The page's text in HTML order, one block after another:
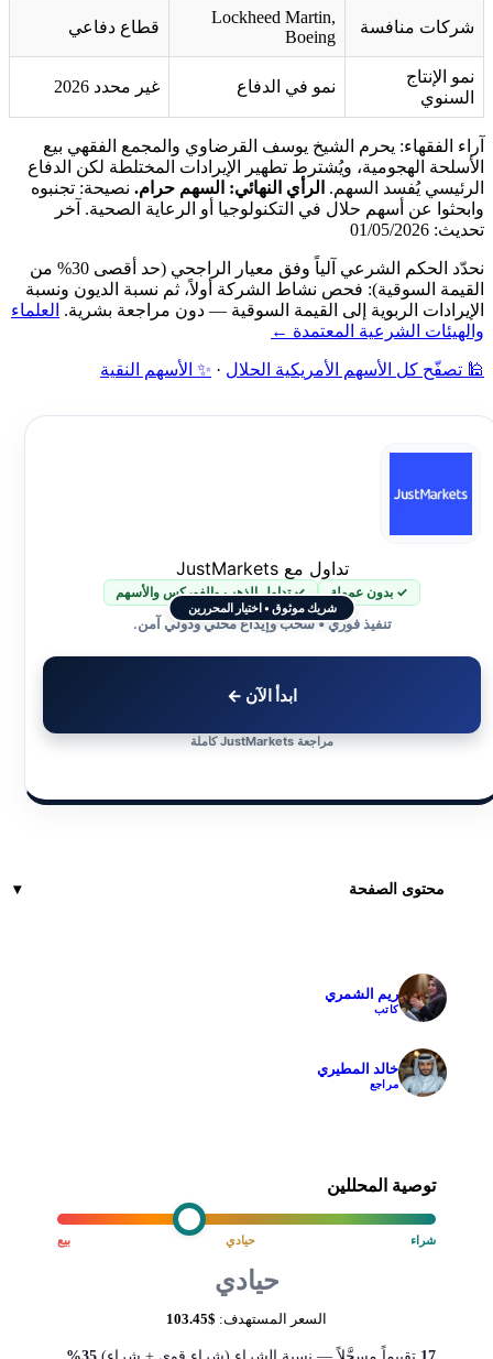
شركات منافسة
Lockheed Martin,
Boeing
قطاع دفاعي
نمو الإنتاج
السنوي
نمو في الدفاع غير محدد 2026
آراء الفقهاء: يحرم الشيخ يوسف القرضاوي والمجمع الفقهي بيع
الأسلحة الهجومية، ويُشترط تطهير الإيرادات المختلطة لكن الدفاع
الرئيسي يُفسد السهم. الرأي النهائي: السهم حرام.نصيحة: تجنبوه
وابحثوا عن أسهم حلال في التكنولوجيا أو الرعاية الصحية. آخر
تحديث: 01/05/2026
نحدّد الحكم الشرعي آلياً وفق معيار الراجحي (حد أقصى 30% من
القيمة السوقية): فحص نشاط الشركة أولاً، ثم نسبة الديون ونسبة
الإيرادات الربوية إلى القيمة السوقية — دون مراجعة بشرية. العلماء
والهيئات الشرعية المعتمدة ←
🕌 تصفّح كل الأسهم الأمريكية الحلال · ✨ الأسهم النقية
شريك موثوق • اختيار المحررين
تداول مع JustMarkets
✓ بدون عمولة ✓ تداول الذهب والفوركس والأسهم
تنفيذ فوري • سحب وإيداع محلي ودولي آمن.
ابدأ الآن ←
مراجعة JustMarkets كاملة
محتوى الصفحة
ريم الشمري
كاتب
خالد المطيري
مراجع
توصية المحللين
بيع حيادي شراء
حيادي
السعر المستهدف: $103.45